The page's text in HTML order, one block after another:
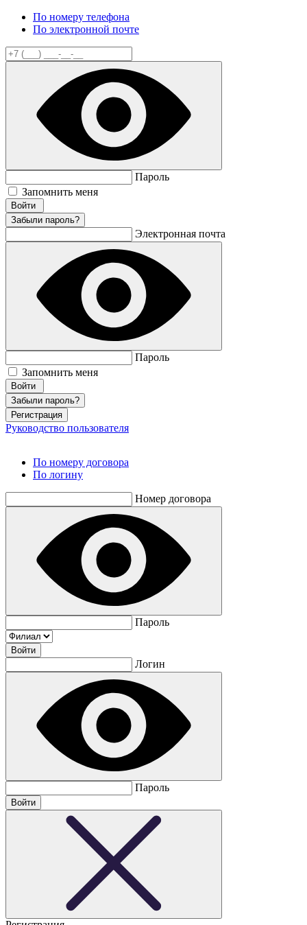
По номеру телефона
По электронной почте
Пароль
Запомнить меня
Забыли пароль?
Электронная почта
Пароль
Запомнить меня
Забыли пароль?
Регистрация
Руководство пользователя
По номеру договора
По логину
Номер договора
Пароль
Логин
Пароль